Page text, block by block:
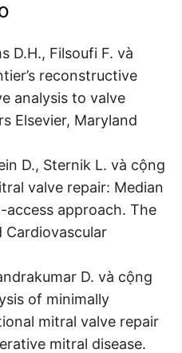
D.H., Filsoufi F. và
reconstructive
analysis to valve
Elsevier, Maryland
D., Sternik L. và cộng
valve repair: Median
approach. The
D. và cộng
of minimally
mitral valve repair
mitral disease.